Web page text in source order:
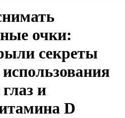
очки:
секреты
и
D